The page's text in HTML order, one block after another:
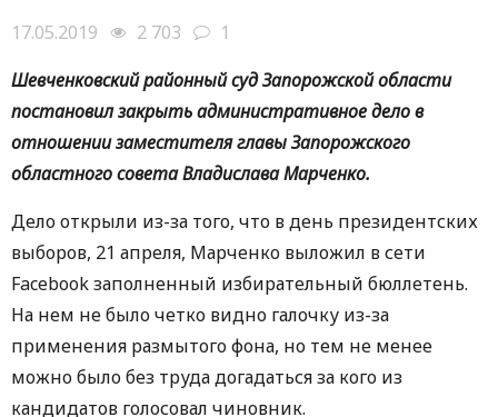
17.05.2019 2 703
1
Шевченковский районный суд Запорожской области
постановил закрыть административное дело в
отношении заместителя главы Запорожского
областного совета Владислава Марченко.
Дело открыли из-за того, что в день президентских
выборов, 21 апреля, Марченко выложил в сети
Facebook заполненный избирательный бюллетень.
На нем не было четко видно галочку из-за
применения размытого фона, но тем не менее
можно было без труда догадаться за кого из
кандидатов голосовал чиновник.